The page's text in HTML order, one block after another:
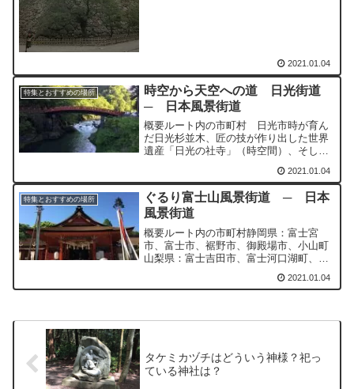
2021.01.04
特集とおすすめの場所
時空から天空への道 日光街道
─ 日本風景街道
概要ルート内の市町村 日光市時が育ん
だ日光杉並木、匠の技が作り出した世界
遺産「日光の社寺」（時空間）、そして
見せつける大自然（天空間）、観光とい
う言葉は日光のためにあるとまで言われ
た歴史・文化・自然の宝庫...
2021.01.04
特集とおすすめの場所
ぐるり富士山風景街道 ─ 日本
風景街道
概要ルート内の市町村静岡県：富士宮
市、富士市、裾野市、御殿場市、小山町
山梨県：富士吉田市、富士河口湖町、身
富士山風景街道は、その名のとおり日本
2021.01.04
タケミカヅチはどういう神様？祀っ
ている神社は？